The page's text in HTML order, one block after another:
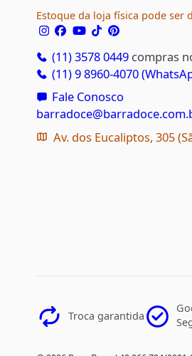
Estoque da loja física pode ser
(11) 3578 0449 compras
(11) 9 8960-4070
Fale Conosco
Av. dos Eucaliptos, 305
Troca garantida